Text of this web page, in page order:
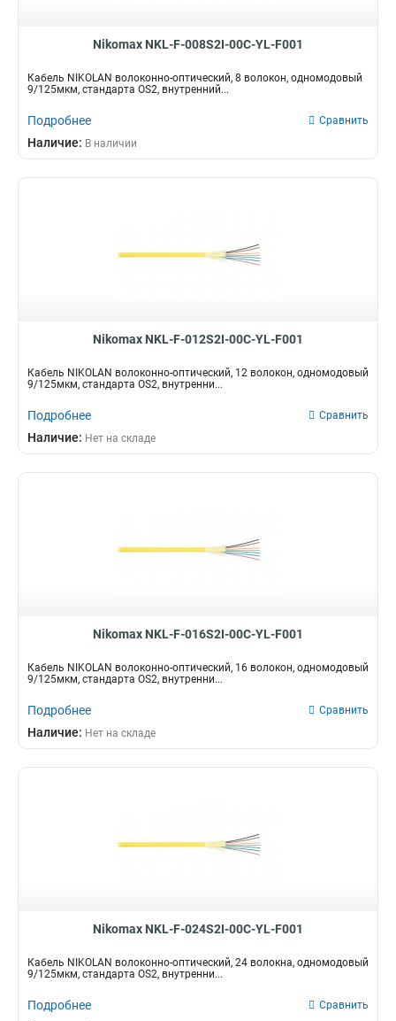
Nikomax NKL-F-008S2I-00C-YL-F001
Кабель NIKOLAN волоконно-оптический, 8 волокон, одномодовый
9/125мкм, стандарта OS2, внутренний...
Подробнее Сравнить
Наличие: В наличии
Nikomax NKL-F-012S2I-00C-YL-F001
Кабель NIKOLAN волоконно-оптический, 12 волокон, одномодовый
9/125мкм, стандарта OS2, внутренни...
Подробнее Сравнить
Наличие: Нет на складе
Nikomax NKL-F-016S2I-00C-YL-F001
Кабель NIKOLAN волоконно-оптический, 16 волокон, одномодовый
9/125мкм, стандарта OS2, внутренни...
Подробнее Сравнить
Наличие: Нет на складе
Nikomax NKL-F-024S2I-00C-YL-F001
Кабель NIKOLAN волоконно-оптический, 24 волокна, одномодовый
9/125мкм, стандарта OS2, внутренни...
Подробнее Сравнить